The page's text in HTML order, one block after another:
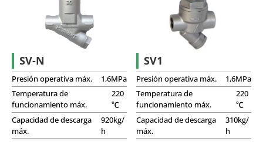
Serie S | Trampas de vapor termodinámicas de disco
Trampas de vapor con conexión de dos pernos
SV-N
Presión operativa máx.
1,6MPa
Temperatura de
funcionamiento máx.
220
℃
Capacidad de descarga
máx.
920kg/
h
SV1
Presión operativa máx.
1,6MPa
Temperatura de
funcionamiento máx.
220
℃
Capacidad de descarga
máx.
310kg/
h